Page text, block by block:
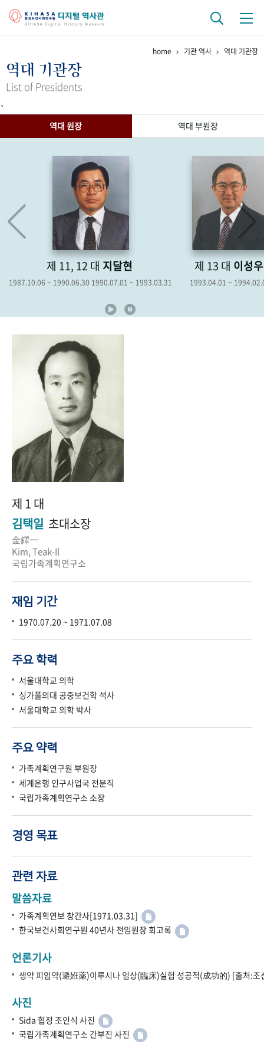
걸어온 길 기관 변천사
연구 역사
정책과 연구 키워드로 보는 연구 역사
연구자들
기록물 아카이브
사진 아카이브 문서 기록물 영상 기록물
주년 기념
성과 50선 숫자로 보는 50년
세계와 함께 한 KIHASA
home 기관 역사 역대 기관장
역대 기관장
List of Presidents
`
역대 원장
역대 부원장
제 11, 12 대 지달현
1987.10.06 ~ 1990.06.30 1990.07.01 ~ 1993.03.31
제 13 대 이성우
1993.04.01 ~
제 1 대
김택일 초대소장
金鐸一
Kim, Teak-Il
국립가족계획연구소
재임 기간
1970.07.20 ~ 1971.07.08
주요 학력
서울대학교 의학
싱가폴의대 공중보건학 석사
서울대학교 의학 박사
주요 약력
가족계획연구원 부원장
세계은행 인구사업국 전문직
국립가족계획연구소 소장
경영 목표
관련 자료
말씀자료
가족계획연보 창간사[1971.03.31]
한국보건사회연구원 40년사 전임원장 회고록
언론기사
생약 피임약(避姙薬)이루시나 임상(臨床)실험 성공적(成功的) [출처:
사진
Sida 협정 조인식 사진
국립가족계획연구소 간부진 사진